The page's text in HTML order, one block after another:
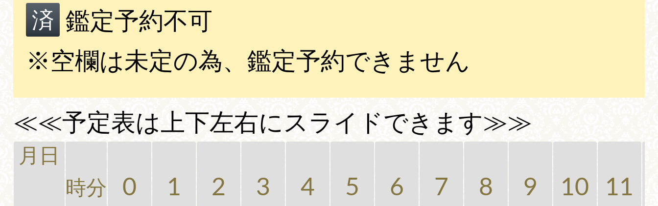
済 鑑定予約不可
※空欄は未定の為、鑑定予約できません
≪≪予定表は上下左右にスライドできます≫≫
月日
時分
0 1 2 3 4 5 6 7 8 9 10 11